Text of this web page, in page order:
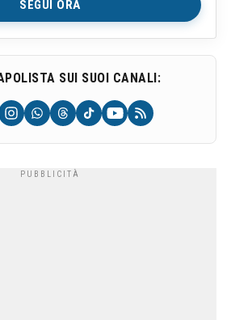
SEGUI ORA
SUI SUOI CANALI: